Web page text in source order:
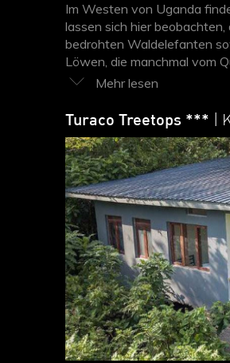
Im Westen von Uganda
lassen sich hier
bedrohten Waldelefanten
Löwen, die manchmal vom
den Park zahlreiche
Turaco Treetops ***
|